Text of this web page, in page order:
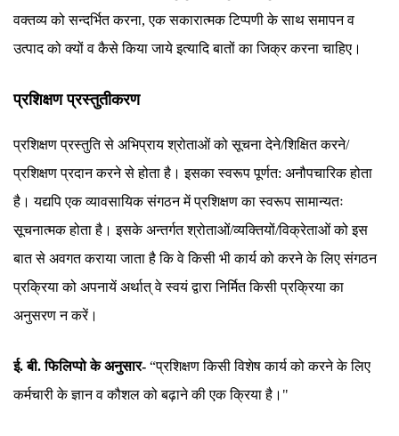
वक्तव्य को सन्दर्भित करना, एक सकारात्मक टिप्पणी के साथ समापन व
उत्पाद को क्यों व कैसे किया जाये इत्यादि बातों का जिक्र करना चाहिए।
प्रशिक्षण प्रस्तुतीकरण
प्रशिक्षण प्रस्तुति से अभिप्राय श्रोताओं को सूचना देने/शिक्षित करने/
प्रशिक्षण प्रदान करने से होता है। इसका स्वरूप पूर्णत: अनौपचारिक होता
है। यद्यपि एक व्यावसायिक संगठन में प्रशिक्षण का स्वरूप सामान्यतः
सूचनात्मक होता है। इसके अन्तर्गत श्रोताओं/व्यक्तियों/विक्रेताओं को इस
बात से अवगत कराया जाता है कि वे किसी भी कार्य को करने के लिए संगठन
प्रक्रिया को अपनायें अर्थात् वे स्वयं द्वारा निर्मित किसी प्रक्रिया का
अनुसरण न करें।
ई. बी. फिलिप्पो के अनुसार- “प्रशिक्षण किसी विशेष कार्य को करने के लिए
कर्मचारी के ज्ञान व कौशल को बढ़ाने की एक क्रिया है।"